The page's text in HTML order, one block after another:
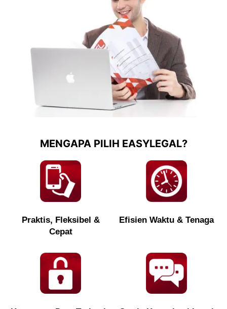
MENGAPA PILIH EASYLEGAL?
Praktis, Fleksibel &
Cepat
Efisien Waktu & Tenaga